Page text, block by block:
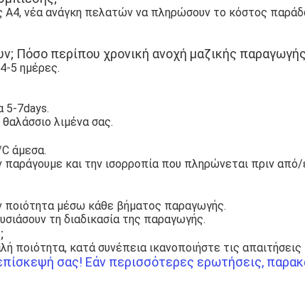
νέα ανάγκη πελατών να πληρώσουν το κόστος
Πόσο περίπου χρονική ανοχή μαζικής
5 ημέρες.
5-7days.
λιμένα σας.
άμεσα.
παράγουμε και την ισορροπία που πληρώνεται πριν από/
ποιότητα μέσω κάθε βήματος παραγωγής.
τη διαδικασία της παραγωγής.
κατά συνέπεια ικανοποιήστε τις
σας! Εάν περισσότερες ερωτήσεις,